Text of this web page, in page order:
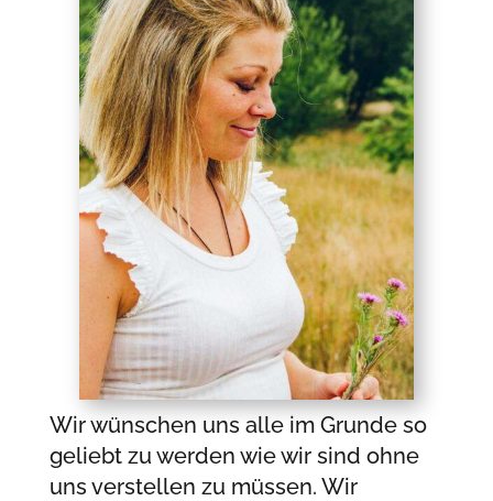
Wir wünschen uns alle im Grunde so
geliebt zu werden wie wir sind ohne
uns verstellen zu müssen. Wir